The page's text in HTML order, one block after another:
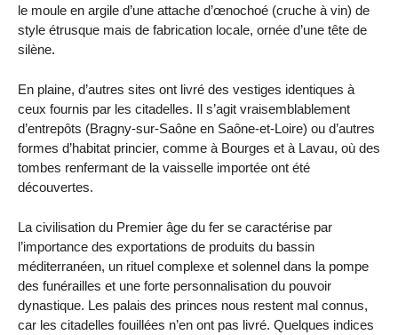
le moule en argile d’une attache d’œnochoé (cruche à vin) de
style étrusque mais de fabrication locale, ornée d’une tête de
silène.
En plaine, d’autres sites ont livré des vestiges identiques à
ceux fournis par les citadelles. Il s’agit vraisemblablement
d’entrepôts (Bragny-sur-Saône en Saône-et-Loire) ou d’autres
formes d’habitat princier, comme à Bourges et à Lavau, où des
tombes renfermant de la vaisselle importée ont été
découvertes.
La civilisation du Premier âge du fer se caractérise par
l’importance des exportations de produits du bassin
méditerranéen, un rituel complexe et solennel dans la pompe
des funérailles et une forte personnalisation du pouvoir
dynastique. Les palais des princes nous restent mal connus,
car les citadelles fouillées n’en ont pas livré. Quelques indices